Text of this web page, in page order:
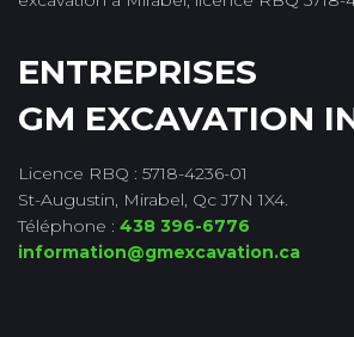
ENTREPRISES
GM EXCAVATION
Licence RBQ : 5718-4236-01
St-Augustin, Mirabel, Qc J7N 1X4.
Téléphone : 438 396-6776
information@gmexcavation.ca